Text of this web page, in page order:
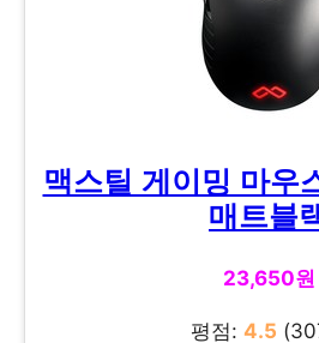
맥스틸 게이밍 마우
매트블
23,650원
평점: 4.5